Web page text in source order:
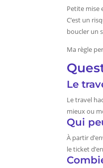
Petite mise
C’est un
boucler un
Ma règle
Le
Le travel
mieux ou
Qui
À partir
le ticket